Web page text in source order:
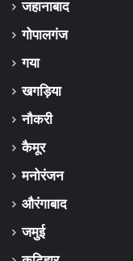
जहानाबाद
गोपालगंज
गया
खगड़िया
नौकरी
कैमूर
मनोरंजन
औरंगाबाद
जमुई